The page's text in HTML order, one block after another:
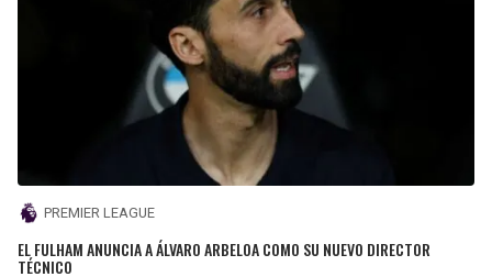
PREMIER LEAGUE
EL FULHAM ANUNCIA A ÁLVARO ARBELOA COMO SU NUEVO DIRECTOR
TÉCNICO